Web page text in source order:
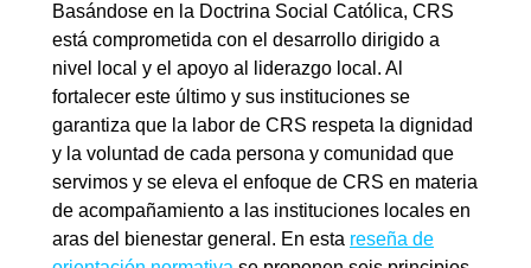
Basándose en la Doctrina Social Católica, CRS
está comprometida con el desarrollo dirigido a
nivel local y el apoyo al liderazgo local. Al
fortalecer este último y sus instituciones se
garantiza que la labor de CRS respeta la dignidad
y la voluntad de cada persona y comunidad que
servimos y se eleva el enfoque de CRS en materia
de acompañamiento a las instituciones locales en
aras del bienestar general. En esta reseña de